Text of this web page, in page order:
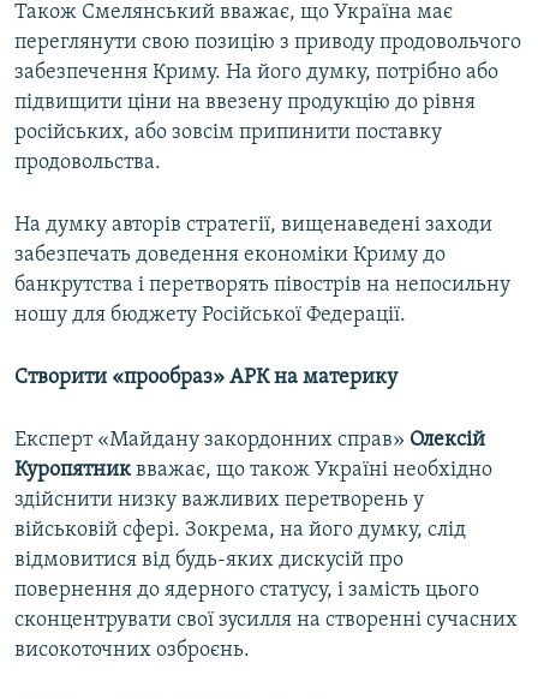
Також Смелянський вважає, що Україна має
переглянути свою позицію з приводу продовольчого
забезпечення Криму. На його думку, потрібно або
підвищити ціни на ввезену продукцію до рівня
російських, або зовсім припинити поставку
продовольства.
На думку авторів стратегії, вищенаведені заходи
забезпечать доведення економіки Криму до
банкрутства і перетворять півострів на непосильну
ношу для бюджету Російської Федерації.
Створити «прообраз» АРК на материку
Експерт «Майдану закордонних справ» Олексій
Куропятниквважає, що також Україні необхідно
здійснити низку важливих перетворень у
військовій сфері. Зокрема, на його думку, слід
відмовитися від будь-яких дискусій про
повернення до ядерного статусу, і замість цього
сконцентрувати свої зусилля на створенні сучасних
високоточних озброєнь.